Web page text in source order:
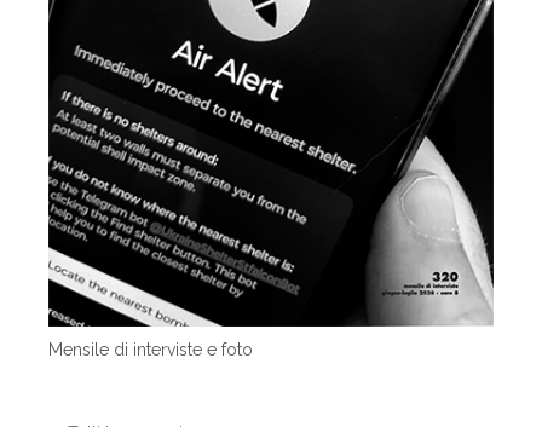
Mensile di interviste e foto